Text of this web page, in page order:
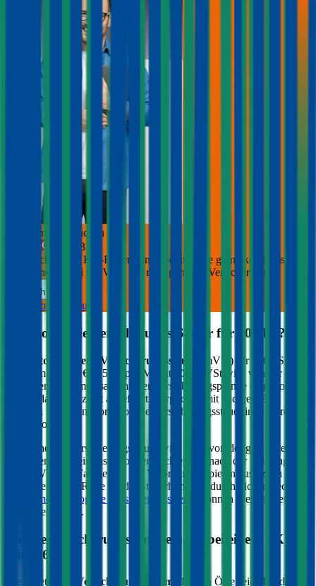
Jetzt Beratung buchen
3
Die durchblicker Kfz-Expert:innen beraten Sie gerne kostenlos &
unverbindlich bei der Wahl der richtigen Kfz-Versicherung.
Deutsch
Kostenlose Beratung
Was kostet die Versicherungs-Steuer für 506 PS?
motorbezogene Versicherungssteuer (mVSt) für 506
PS
kostet im Schnitt €
275,68
pro Monat. Die mVSt wird von der
Versicherung gemeinsam mit der Versicherungsprämie eingehoben
und an das Finanzamt abgeführt. Verglichen mit anderen EU-
Ländern fällt die motorbezogene Versicherungssteuer in Österreich
relativ hoch aus.
Die Höhe der Versicherungssteuer wird nicht von der gewählten
Versicherung beeinflusst, sondern richtet sich nach der Leistung (PS
bzw. kW) Ihres Fahrzeugs. Bei Verbrennern spielen zusätzlich die
CO2-Werte eine Rolle für die Steuerhöhe. Im durchblicker Rechner
motorbezogene Versicherungssteuer
können Sie die Steuer
genau berechnen.
Welche Versicherungssumme passt bei einem PKW
506
Die gesetzliche Versicherungssumme liegt in Österreich bei der